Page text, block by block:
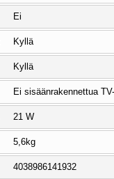
Ei
Kyllä
Kyllä
Ei sisäänrakennettua
21 W
5,6kg
4038986141932